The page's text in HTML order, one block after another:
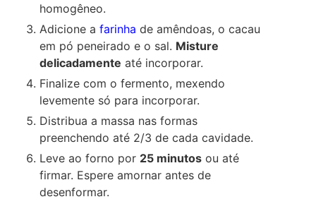
homogêneo.
Adicione afarinha de amêndoas, o cacau
em pó peneirado e o sal. Misture
delicadamente até incorporar.
Finalize com o fermento, mexendo
levemente só para incorporar.
Distribua a massa nas formas
preenchendo até 2/3 de cada cavidade.
Leve ao forno por 25 minutos ou até
firmar. Espere amornar antes de
desenformar.